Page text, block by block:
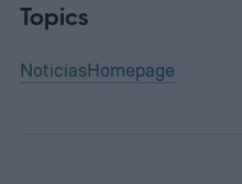
Topics
NoticiasHomepage